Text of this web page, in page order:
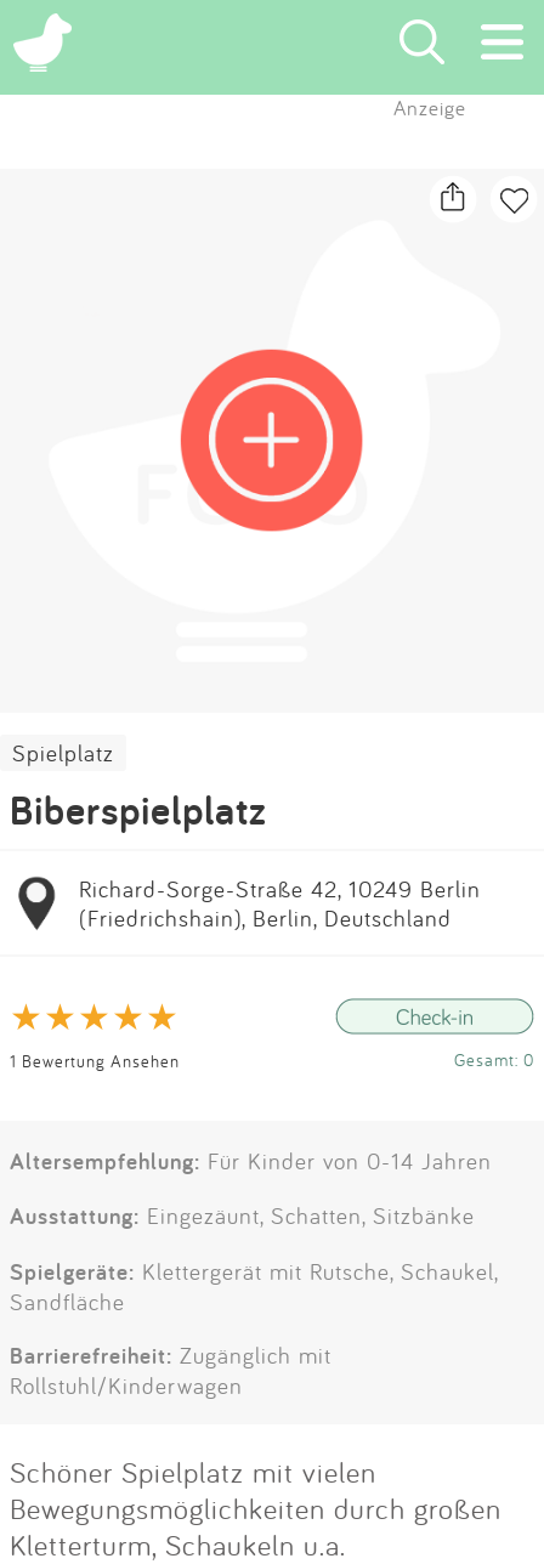
×
Blog
Partner
Kontakt
Impressum
Anzeige
Spielplatz
Biberspielplatz
Richard-Sorge-Straße 42, 10249 Berlin
(Friedrichshain), Berlin, Deutschland
1 Bewertung Ansehen Gesamt: 0
Altersempfehlung: Für Kinder von 0-14 Jahren
Ausstattung: Eingezäunt, Schatten, Sitzbänke
Spielgeräte: Klettergerät mit Rutsche, Schaukel,
Sandfläche
Barrierefreiheit: Zugänglich mit
Rollstuhl/Kinderwagen
Schöner Spielplatz mit vielen
Bewegungsmöglichkeiten durch großen
Kletterturm, Schaukeln u.a.